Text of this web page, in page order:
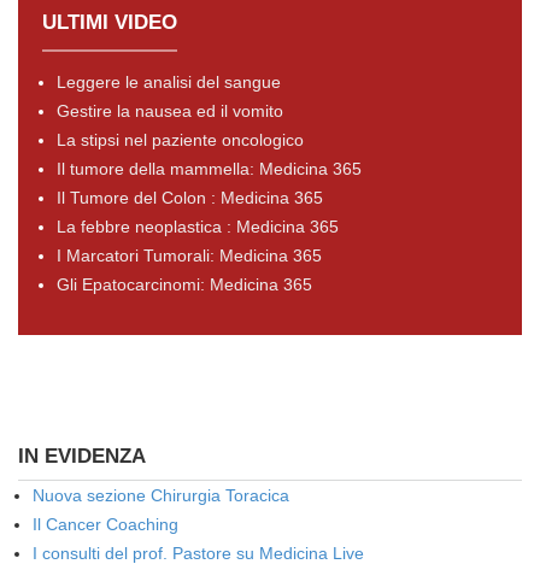
ULTIMI VIDEO
Leggere le analisi del sangue
Gestire la nausea ed il vomito
La stipsi nel paziente oncologico
Il tumore della mammella: Medicina 365
Il Tumore del Colon : Medicina 365
La febbre neoplastica : Medicina 365
I Marcatori Tumorali: Medicina 365
Gli Epatocarcinomi: Medicina 365
IN EVIDENZA
Nuova sezione Chirurgia Toracica
Il Cancer Coaching
I consulti del prof. Pastore su Medicina Live